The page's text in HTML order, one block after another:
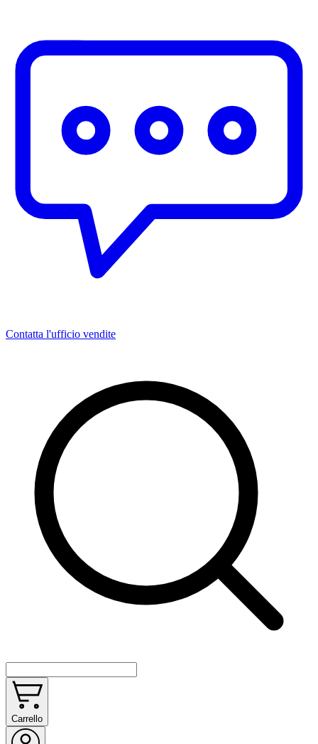
Contatta l'ufficio vendite
Carrello